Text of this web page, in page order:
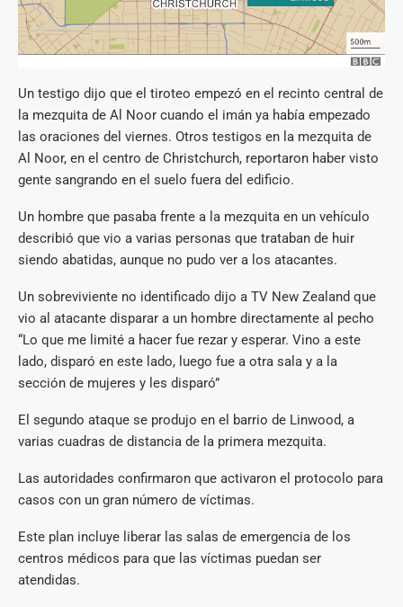
Un testigo dijo que el tiroteo empezó en el recinto central de
la mezquita de Al Noor cuando el imán ya había empezado
las oraciones del viernes. Otros testigos en la mezquita de
Al Noor, en el centro de Christchurch, reportaron haber visto
gente sangrando en el suelo fuera del edificio.
Un hombre que pasaba frente a la mezquita en un vehículo
describió que vio a varias personas que trataban de huir
siendo abatidas, aunque no pudo ver a los atacantes.
Un sobreviviente no identificado dijo a TV New Zealand que
vio al atacante disparar a un hombre directamente al pecho
“Lo que me limité a hacer fue rezar y esperar. Vino a este
lado, disparó en este lado, luego fue a otra sala y a la
sección de mujeres y les disparó”
El segundo ataque se produjo en el barrio de Linwood, a
varias cuadras de distancia de la primera mezquita.
Las autoridades confirmaron que activaron el protocolo para
casos con un gran número de víctimas.
Este plan incluye liberar las salas de emergencia de los
centros médicos para que las víctimas puedan ser
atendidas.